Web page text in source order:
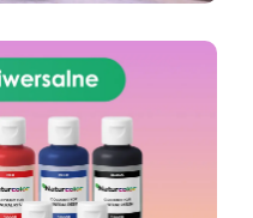
masę. Unikaj
powietrza.
z jednego punktu,
wypełnić
Odpowietrzanie
drobnych detali
próżniowej.
pracy ok. 30–40